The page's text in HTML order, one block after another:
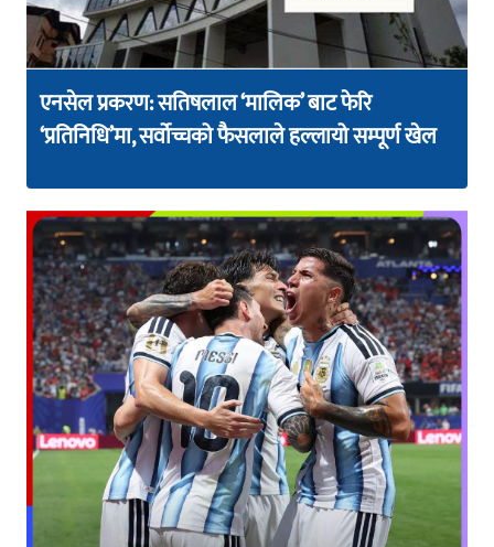
एनसेल प्रकरण: सतिषलाल ‘मालिक’ बाट फेरि
‘प्रतिनिधि’मा, सर्वोच्चको फैसलाले हल्लायो सम्पूर्ण खेल